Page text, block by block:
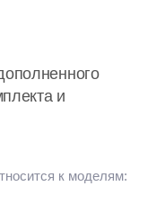
и
к моделям: